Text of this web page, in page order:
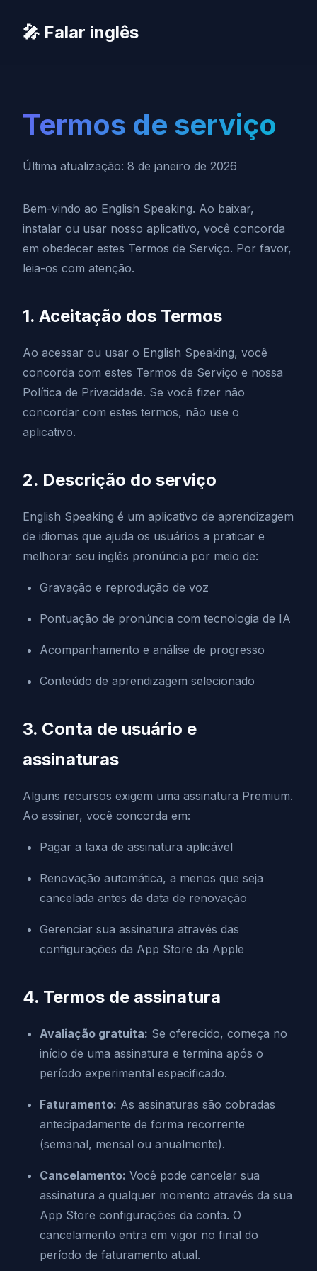
🎤 Falar inglês
Termos de serviço
Última atualização: 8 de janeiro de 2026
Bem-vindo ao English Speaking. Ao baixar,
instalar ou usar nosso aplicativo, você concorda
em obedecer estes Termos de Serviço. Por favor,
leia-os com atenção.
1. Aceitação dos Termos
Ao acessar ou usar o English Speaking, você
concorda com estes Termos de Serviço e nossa
Política de Privacidade. Se você fizer não
concordar com estes termos, não use o
aplicativo.
2. Descrição do serviço
English Speaking é um aplicativo de aprendizagem
de idiomas que ajuda os usuários a praticar e
melhorar seu inglês pronúncia por meio de:
Gravação e reprodução de voz
Pontuação de pronúncia com tecnologia de IA
Acompanhamento e análise de progresso
Conteúdo de aprendizagem selecionado
3. Conta de usuário e
assinaturas
Alguns recursos exigem uma assinatura Premium.
Ao assinar, você concorda em:
Pagar a taxa de assinatura aplicável
Renovação automática, a menos que seja
cancelada antes da data de renovação
Gerenciar sua assinatura através das
configurações da App Store da Apple
4. Termos de assinatura
Avaliação gratuita: Se oferecido, começa no
início de uma assinatura e termina após o
período experimental especificado.
Faturamento: As assinaturas são cobradas
antecipadamente de forma recorrente
(semanal, mensal ou anualmente).
Cancelamento: Você pode cancelar sua
assinatura a qualquer momento através da sua
App Store configurações da conta. O
cancelamento entra em vigor no final do
período de faturamento atual.